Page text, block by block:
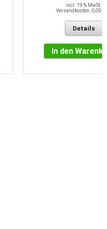
incl. 19 % MwSt.
Versandkosten: 0,00
Details
In den